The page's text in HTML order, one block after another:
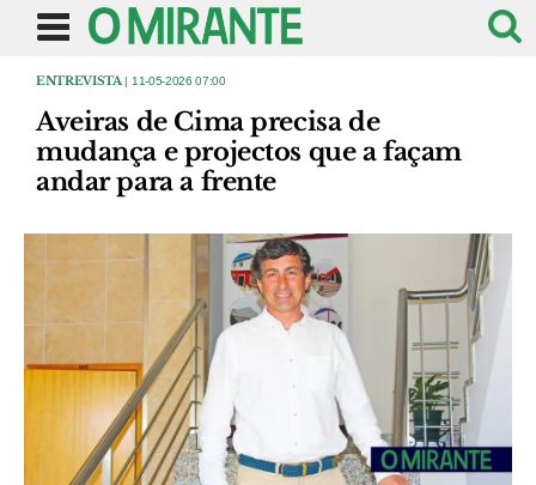
ENTREVISTA| 11-05-2026 07:00
Aveiras de Cima precisa de
mudança e projectos que a façam
andar para a frente